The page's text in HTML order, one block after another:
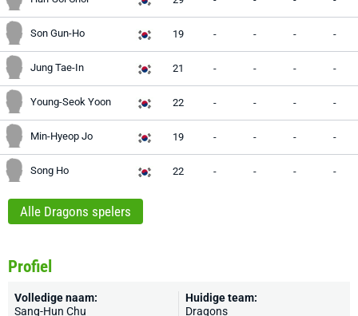
Son Gun-Ho 19 - - - -
Jung Tae-In 21 - - - -
Young-Seok Yoon 22 - - - -
Min-Hyeop Jo 19 - - - -
Song Ho 22 - - - -
Alle Dragons spelers
Profiel
Volledige naam:
Sang-Hun Chu
Huidige team:
Dragons